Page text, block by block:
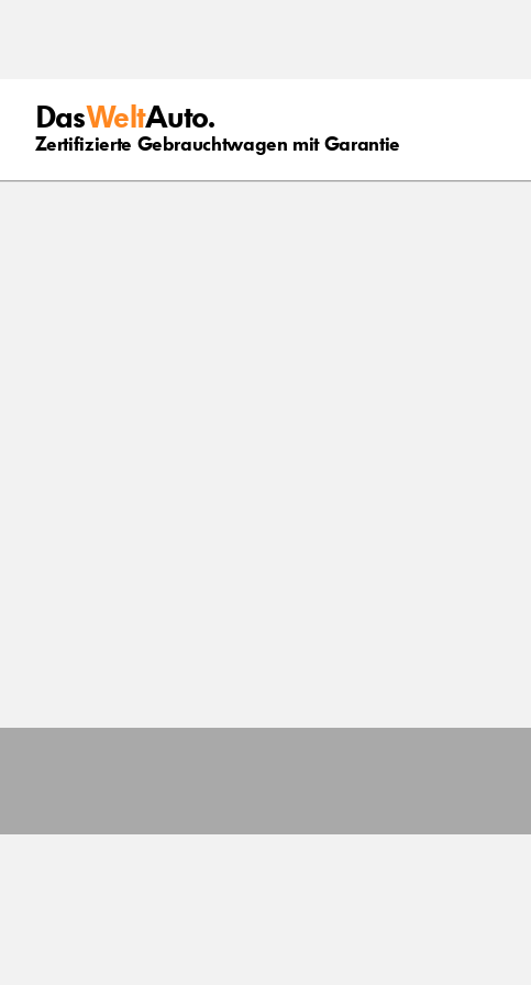
DasWeltAuto.
Zertifizierte Gebrauchtwagen mit Garantie